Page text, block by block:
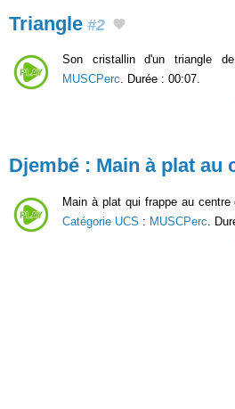
Triangle #2
Son cristallin d'un triangle
MUSCPerc. Durée : 00:07.
Djembé : Main à plat au
Main à plat qui frappe au
Catégorie UCS : MUSCPerc.